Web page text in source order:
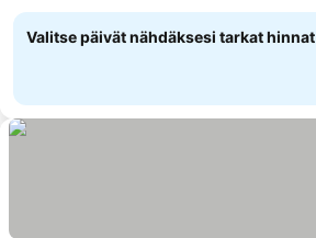
Valitse päivät nähdäksesi tarkat hinnat